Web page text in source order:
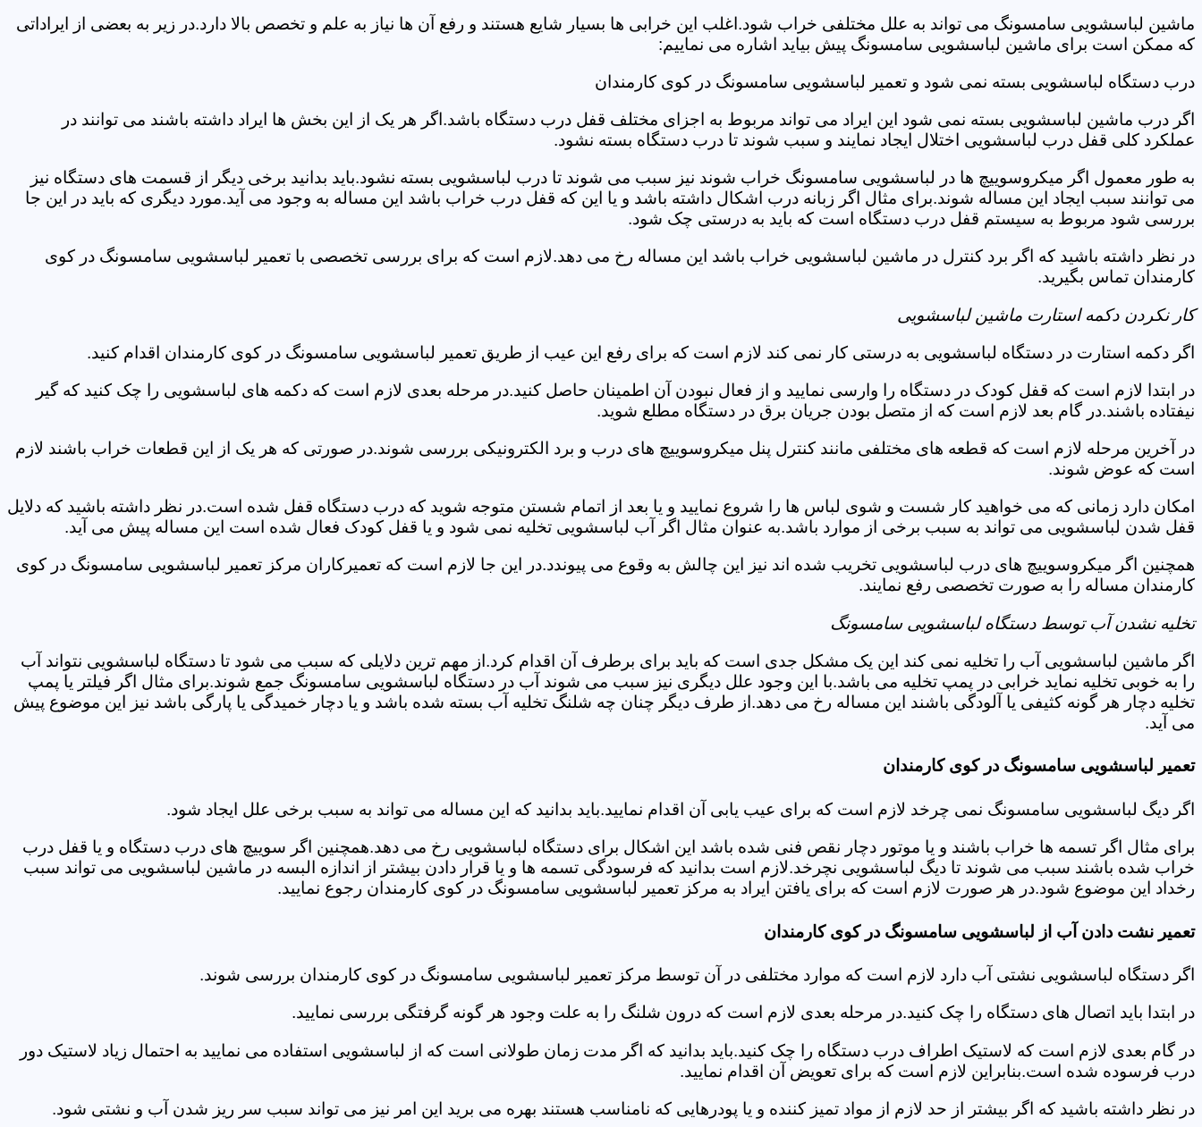
ماشین لباسشویی سامسونگ می تواند به علل مختلفی خراب شود.اغلب این خرابی ها بسیار شایع هستند و رفع آن ها نیاز به علم و تخصص بالا دارد.در زیر به بعضی از ایراداتی
که ممکن است برای ماشین لباسشویی سامسونگ پیش بیاید اشاره می نماییم:
درب دستگاه لباسشویی بسته نمی شود و تعمیر لباسشویی سامسونگ در کوی کارمندان
اگر درب ماشین لباسشویی بسته نمی شود این ایراد می تواند مربوط به اجزای مختلف قفل درب دستگاه باشد.اگر هر یک از این بخش ها ایراد داشته باشند می توانند در
عملکرد کلی قفل درب لباسشویی اختلال ایجاد نمایند و سبب شوند تا درب دستگاه بسته نشود.
به طور معمول اگر میکروسوییچ ها در لباسشویی سامسونگ خراب شوند نیز سبب می شوند تا درب لباسشویی بسته نشود.باید بدانید برخی دیگر از قسمت های دستگاه نیز
می توانند سبب ایجاد این مساله شوند.برای مثال اگر زبانه درب اشکال داشته باشد و یا این که قفل درب خراب باشد این مساله به وجود می آید.مورد دیگری که باید در این جا
بررسی شود مربوط به سیستم قفل درب دستگاه است که باید به درستی چک شود.
در نظر داشته باشید که اگر برد کنترل در ماشین لباسشویی خراب باشد این مساله رخ می دهد.لازم است که برای بررسی تخصصی با تعمیر لباسشویی سامسونگ در کوی
کارمندان تماس بگیرید.
کار نکردن دکمه استارت ماشین لباسشویی
اگر دکمه استارت در دستگاه لباسشویی به درستی کار نمی کند لازم است که برای رفع این عیب از طریق تعمیر لباسشویی سامسونگ در کوی کارمندان اقدام کنید.
در ابتدا لازم است که قفل کودک در دستگاه را وارسی نمایید و از فعال نبودن آن اطمینان حاصل کنید.در مرحله بعدی لازم است که دکمه های لباسشویی را چک کنید که گیر
نیفتاده باشند.در گام بعد لازم است که از متصل بودن جریان برق در دستگاه مطلع شوید.
در آخرین مرحله لازم است که قطعه های مختلفی مانند کنترل پنل میکروسوییچ های درب و برد الکترونیکی بررسی شوند.در صورتی که هر یک از این قطعات خراب باشند لازم
است که عوض شوند.
امکان دارد زمانی که می خواهید کار شست و شوی لباس ها را شروع نمایید و یا بعد از اتمام شستن متوجه شوید که درب دستگاه قفل شده است.در نظر داشته باشید که دلایل
قفل شدن لباسشویی می تواند به سبب برخی از موارد باشد.به عنوان مثال اگر آب لباسشویی تخلیه نمی شود و یا قفل کودک فعال شده است این مساله پیش می آید.
همچنین اگر میکروسوییچ های درب لباسشویی تخریب شده اند نیز این چالش به وقوع می پیوندد.در این جا لازم است که تعمیرکاران مرکز تعمیر لباسشویی سامسونگ در کوی
کارمندان مساله را به صورت تخصصی رفع نمایند.
تخلیه نشدن آب توسط دستگاه لباسشویی سامسونگ
اگر ماشین لباسشویی آب را تخلیه نمی کند این یک مشکل جدی است که باید برای برطرف آن اقدام کرد.از مهم ترین دلایلی که سبب می شود تا دستگاه لباسشویی نتواند آب
را به خوبی تخلیه نماید خرابی در پمپ تخلیه می باشد.با این وجود علل دیگری نیز سبب می شوند آب در دستگاه لباسشویی سامسونگ جمع شوند.برای مثال اگر فیلتر یا پمپ
تخلیه دچار هر گونه کثیفی یا آلودگی باشند این مساله رخ می دهد.از طرف دیگر چنان چه شلنگ تخلیه آب بسته شده باشد و یا دچار خمیدگی یا پارگی باشد نیز این موضوع پیش
می آید.
تعمیر لباسشویی سامسونگ در کوی کارمندان
اگر دیگ لباسشویی سامسونگ نمی چرخد لازم است که برای عیب یابی آن اقدام نمایید.باید بدانید که این مساله می تواند به سبب برخی علل ایجاد شود.
برای مثال اگر تسمه ها خراب باشند و یا موتور دچار نقص فنی شده باشد این اشکال برای دستگاه لباسشویی رخ می دهد.همچنین اگر سوییچ های درب دستگاه و یا قفل درب
خراب شده باشند سبب می شوند تا دیگ لباسشویی نچرخد.لازم است بدانید که فرسودگی تسمه ها و یا قرار دادن بیشتر از اندازه البسه در ماشین لباسشویی می تواند سبب
رخداد این موضوع شود.در هر صورت لازم است که برای یافتن ایراد به مرکز تعمیر لباسشویی سامسونگ در کوی کارمندان رجوع نمایید.
تعمیر نشت دادن آب از لباسشویی سامسونگ در کوی کارمندان
اگر دستگاه لباسشویی نشتی آب دارد لازم است که موارد مختلفی در آن توسط مرکز تعمیر لباسشویی سامسونگ در کوی کارمندان بررسی شوند.
در ابتدا باید اتصال های دستگاه را چک کنید.در مرحله بعدی لازم است که درون شلنگ را به علت وجود هر گونه گرفتگی بررسی نمایید.
در گام بعدی لازم است که لاستیک اطراف درب دستگاه را چک کنید.باید بدانید که اگر مدت زمان طولانی است که از لباسشویی استفاده می نمایید به احتمال زیاد لاستیک دور
درب فرسوده شده است.بنابراین لازم است که برای تعویض آن اقدام نمایید.
در نظر داشته باشید که اگر بیشتر از حد لازم از مواد تمیز کننده و یا پودرهایی که نامناسب هستند بهره می برید این امر نیز می تواند سبب سر ریز شدن آب و نشتی شود.